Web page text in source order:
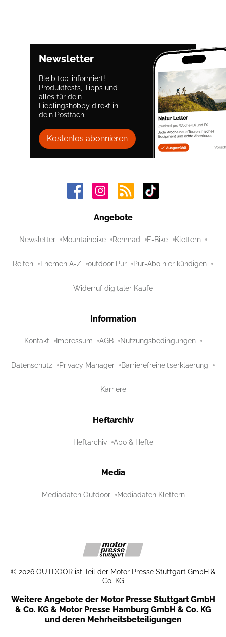
Newsletter
Bleib top-informiert!
Produkttests, Tipps und
alles für dein
Lieblingshobby direkt in
dein Postfach.
Kostenlos abonnieren
Angebote
Newsletter Mountainbike Rennrad E-Bike Klettern
Reiten Themen A-Z outdoor Pur Pur-Abo hier kündigen
Widerruf digitaler Käufe
Information
Kontakt Impressum AGB Nutzungsbedingungen
Datenschutz Privacy Manager Barrierefreiheitserklaerung
Karriere
Heftarchiv
Heftarchiv Abo & Hefte
Media
Mediadaten Outdoor Mediadaten Klettern
© 2026 OUTDOOR ist Teil der Motor Presse Stuttgart GmbH &
Co. KG
Weitere Angebote der Motor Presse Stuttgart GmbH
& Co. KG & Motor Presse Hamburg GmbH & Co. KG
und deren Mehrheitsbeteiligungen